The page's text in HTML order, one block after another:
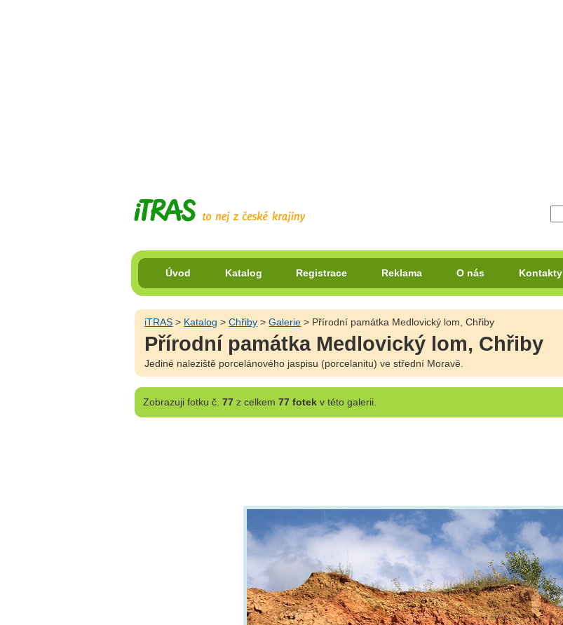
Úvod Katalog Registrace Reklama O nás Kontakty
iTRAS > Katalog >Chřiby >Galerie > Přírodní památka Medlovický lom, Chřiby
Přírodní památka Medlovický lom, Chřiby
Jediné naleziště porcelánového jaspisu (porcelanitu) ve střední Moravě.
Zobrazujifotku č. 77z celkem 77 fotekv této galerii.